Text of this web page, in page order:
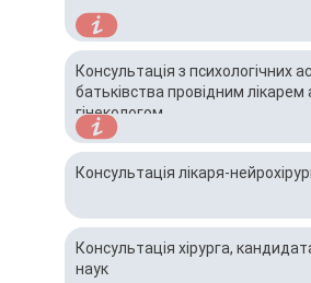
Консультація з психологічних
батьківства провідним
гінекологом
Консультація лікаря-
Консультація хірурга,
наук